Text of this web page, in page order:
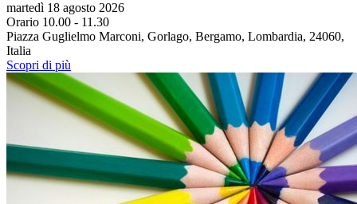
martedì 18 agosto 2026
Orario 10.00 - 11.30
Piazza Guglielmo Marconi, Gorlago, Bergamo, Lombardia, 24060,
Italia
Scopri di più